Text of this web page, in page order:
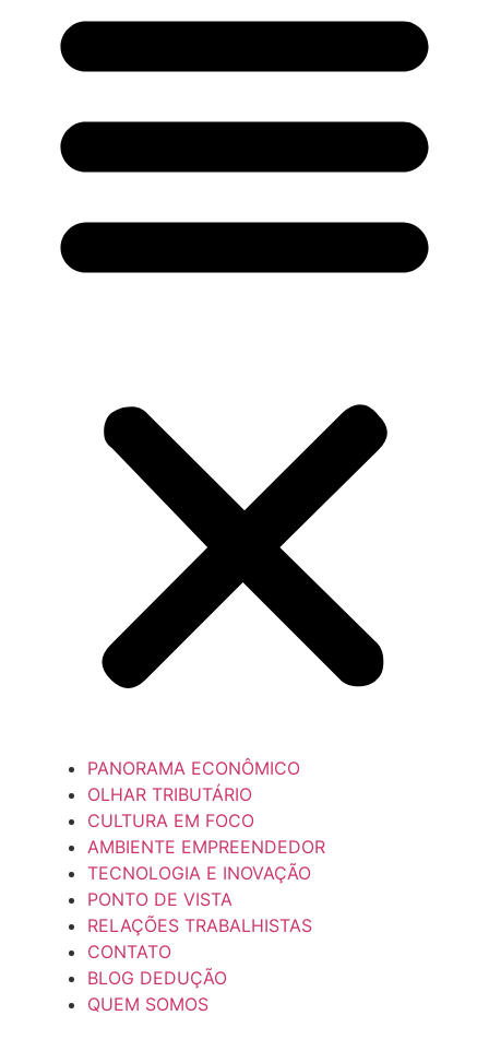
PANORAMA ECONÔMICO
OLHAR TRIBUTÁRIO
CULTURA EM FOCO
AMBIENTE EMPREENDEDOR
TECNOLOGIA E INOVAÇÃO
PONTO DE VISTA
RELAÇÕES TRABALHISTAS
CONTATO
BLOG DEDUÇÃO
QUEM SOMOS